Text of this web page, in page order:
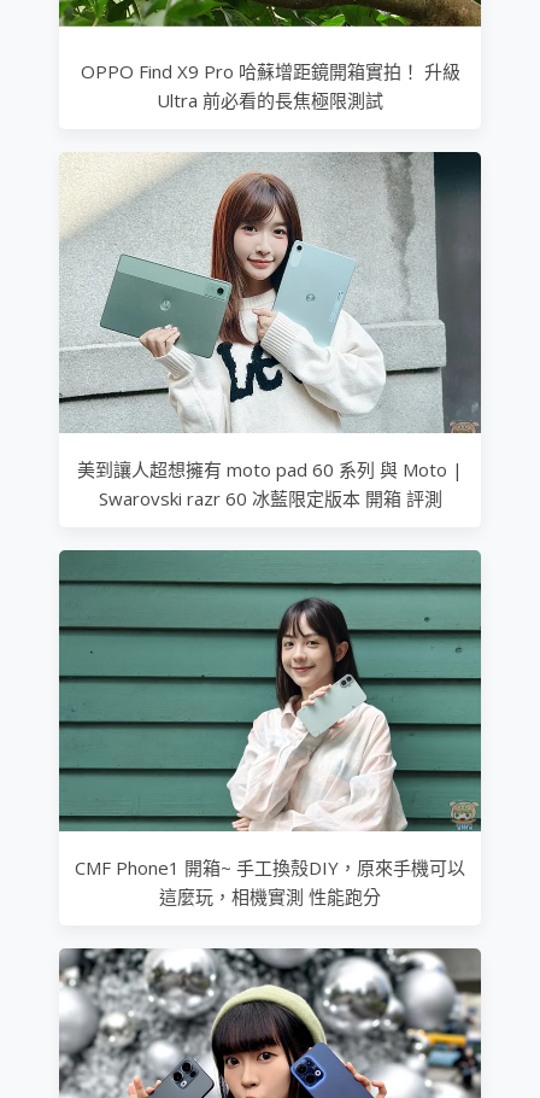
OPPO Find X9 Pro 哈蘇增距鏡開箱實拍！ 升級
Ultra 前必看的長焦極限測試
美到讓人超想擁有 moto pad 60 系列 與 Moto |
Swarovski razr 60 冰藍限定版本 開箱 評測
CMF Phone1 開箱~ 手工換殼DIY，原來手機可以
這麼玩，相機實測 性能跑分